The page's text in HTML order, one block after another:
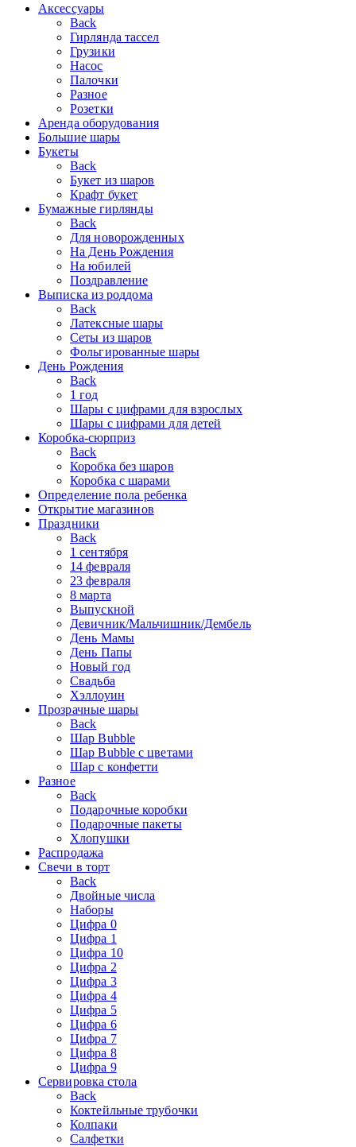
Аксессуары
Back
Гирлянда тассел
Грузики
Насос
Палочки
Разное
Розетки
Аренда оборудования
Большие шары
Букеты
Back
Букет из шаров
Крафт букет
Бумажные гирлянды
Back
Для новорожденных
На День Рождения
На юбилей
Поздравление
Выписка из роддома
Back
Латексные шары
Сеты из шаров
Фольгированные шары
День Рождения
Back
1 год
Шары с цифрами для взрослых
Шары с цифрами для детей
Коробка-сюрприз
Back
Коробка без шаров
Коробка с шарами
Определение пола ребенка
Открытие магазинов
Праздники
Back
1 сентября
14 февраля
23 февраля
8 марта
Выпускной
Девичник/Мальчишник/Дембель
День Мамы
День Папы
Новый год
Свадьба
Хэллоуин
Прозрачные шары
Back
Шар Bubble
Шар Bubble с цветами
Шар с конфетти
Разное
Back
Подарочные коробки
Подарочные пакеты
Хлопушки
Распродажа
Свечи в торт
Back
Двойные числа
Наборы
Цифра 0
Цифра 1
Цифра 10
Цифра 2
Цифра 3
Цифра 4
Цифра 5
Цифра 6
Цифра 7
Цифра 8
Цифра 9
Сервировка стола
Back
Коктейльные трубочки
Колпаки
Салфетки